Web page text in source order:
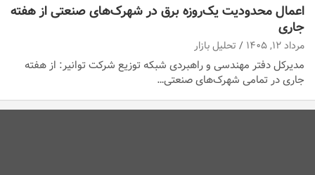
اعمال محدودیت یک‌روزه برق در شهرک‌های صنعتی از هفته
جاری
مرداد ۱۲, ۱۴۰۵ تحلیل بازار
مدیرکل دفتر مهندسی و راهبردی شبکه توزیع شرکت توانیر: از هفته
جاری در تمامی شهرک‌های صنعتی…